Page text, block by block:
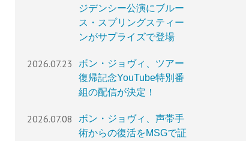
ジデンシー公演にブルー
ス・スプリングスティー
ンがサプライズで登場
2026.07.23
ボン・ジョヴィ、ツアー
復帰記念YouTube特別番
組の配信が決定！
2026.07.08
ボン・ジョヴィ、声帯手
術からの復活をMSGで証